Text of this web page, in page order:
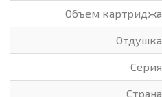
Объем картриджа
Отдушка
Серия
Страна